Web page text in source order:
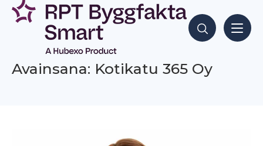
Siirry
sisältöön
Hae sisältöjä
Avainsana: Kotikatu 365 Oy